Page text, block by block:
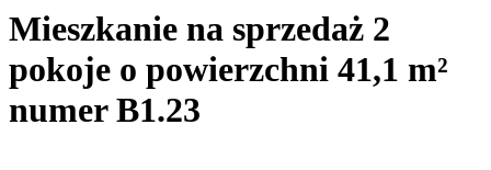
Mieszkanie na sprzedaż 2
pokoje o powierzchni 41,1 m²
numer B1.23